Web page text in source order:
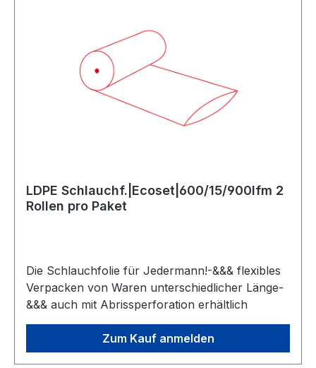
LDPE Schlauchf.|Ecoset|600/15/900lfm 2
Rollen pro Paket
Die Schlauchfolie für Jedermann!-&&& flexibles
Verpacken von Waren unterschiedlicher Länge-
&&& auch mit Abrissperforation erhältlich
Zum Kauf anmelden